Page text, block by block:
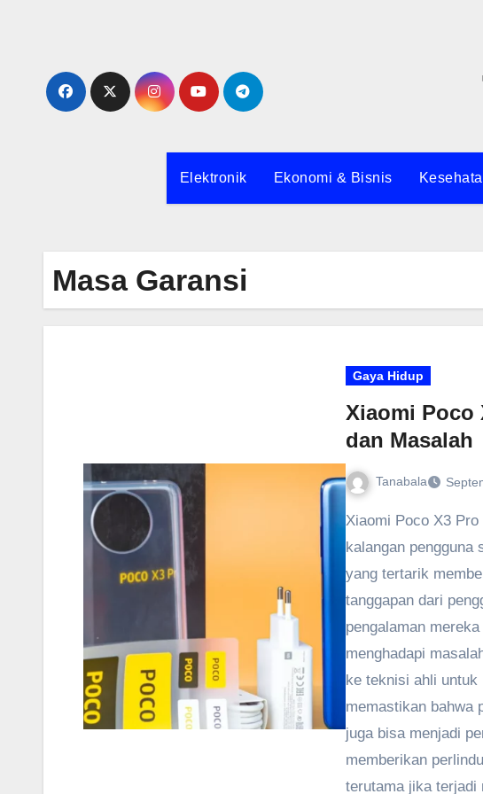
Elektronik Ekonomi & Bisnis
Masa Garansi
Gaya Hidup
Xiaomi Poco
dan Masalah
Tanabala
Xiaomi Poco X3
kalangan pengguna
yang tertarik
tanggapan dari
pengalaman
menghadapi
ke teknisi ahli untuk
memastikan bahwa
juga bisa menjadi
memberikan
terutama jika terjadi